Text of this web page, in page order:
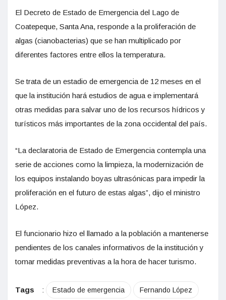
El Decreto de Estado de Emergencia del Lago de
Coatepeque, Santa Ana, responde a la proliferación de
algas (cianobacterias) que se han multiplicado por
diferentes factores entre ellos la temperatura.
Se trata de un estadio de emergencia de 12 meses en el
que la institución hará estudios de agua e implementará
otras medidas para salvar uno de los recursos hídricos y
turísticos más importantes de la zona occidental del país.
“La declaratoria de Estado de Emergencia contempla una
serie de acciones como la limpieza, la modernización de
los equipos instalando boyas ultrasónicas para impedir la
proliferación en el futuro de estas algas”, dijo el ministro
López.
El funcionario hizo el llamado a la población a mantenerse
pendientes de los canales informativos de la institución y
tomar medidas preventivas a la hora de hacer turismo.
Tags : Estado de emergencia Fernando López